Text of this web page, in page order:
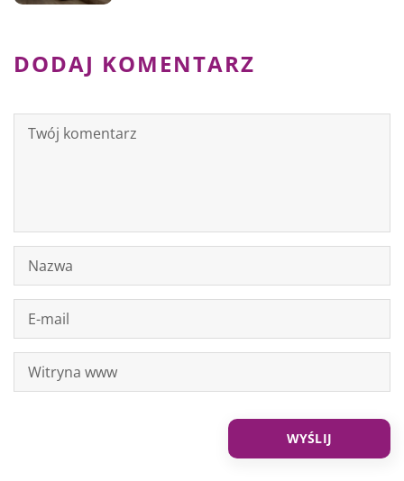
DODAJ KOMENTARZ